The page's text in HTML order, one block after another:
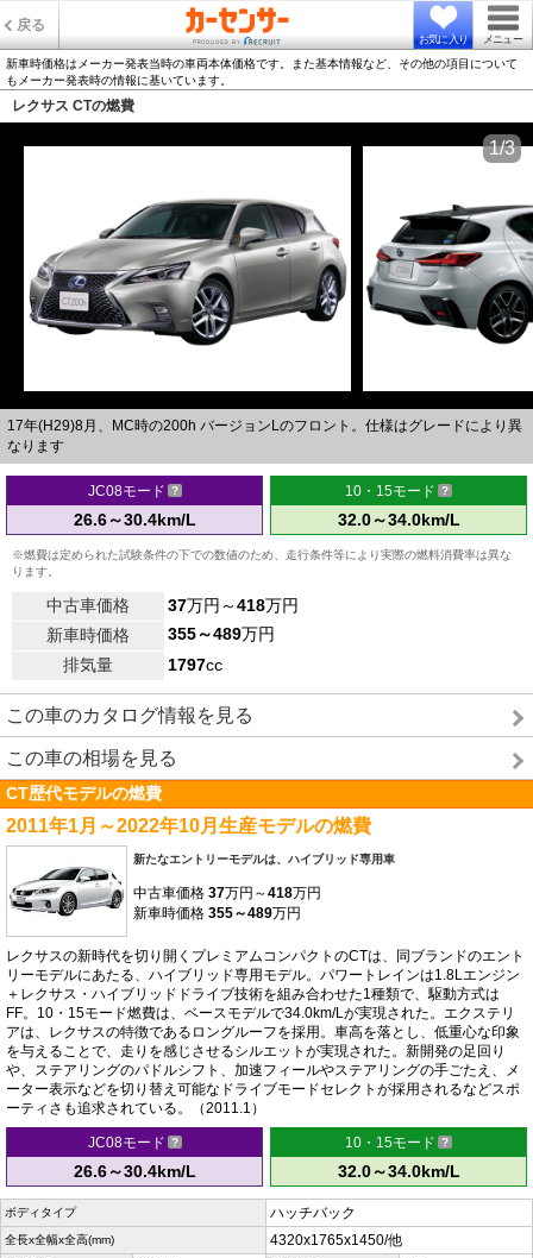
戻る
お気に入り メニュー
新車時価格はメーカー発表当時の車両本体価格です。また基本情報など、その他の項目について
もメーカー発表時の情報に基いています。
レクサス CTの燃費
17年(H29)8月、MC時の200h バージョンLのフロント。仕様はグレードにより異
なります
1/3
JC08モード
26.6～30.4km/L
10・15モード
32.0～34.0km/L
※燃費は定められた試験条件の下での数値のため、走行条件等により実際の燃料消費率は異な
ります。
中古車価格 37万円～418万円
新車時価格
355～489万円
排気量
1797cc
この車のカタログ情報を見る
この車の相場を見る
CT歴代モデルの燃費
2011年1月～2022年10月生産モデルの燃費
新たなエントリーモデルは、ハイブリッド専用車
中古車価格 37万円～418万円
新車時価格 355～489万円
レクサスの新時代を切り開くプレミアムコンパクトのCTは、同ブランドのエント
リーモデルにあたる、ハイブリッド専用モデル。パワートレインは1.8Lエンジン
＋レクサス・ハイブリッドドライブ技術を組み合わせた1種類で、駆動方式は
FF。10・15モード燃費は、ベースモデルで34.0km/Lが実現された。エクステリ
アは、レクサスの特徴であるロングルーフを採用。車高を落とし、低重心な印象
を与えることで、走りを感じさせるシルエットが実現された。新開発の足回り
や、ステアリングのパドルシフト、加速フィールやステアリングの手ごたえ、メ
ーター表示などを切り替え可能なドライブモードセレクトが採用されるなどスポ
ーティさも追求されている。（2011.1）
JC08モード
26.6～30.4km/L
10・15モード
32.0～34.0km/L
ボディタイプ ハッチバック
全長x全幅x全高(mm) 4320x1765x1450/他